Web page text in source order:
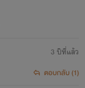
3 ปีที่แล้ว
ตอบกลับ (1)